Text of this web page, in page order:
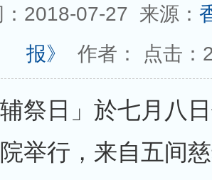
：2018-07-27 来源：
报》
作者： 点击：
辅祭日」於七月八
举行，来自五间